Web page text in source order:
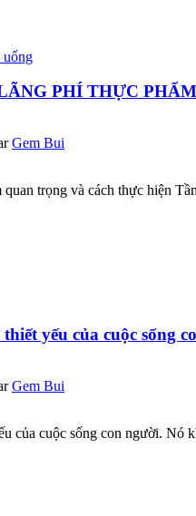
uống
PHÍ THỰC PHẨM
Gem Bui
trọng và cách thực hiện
yếu của cuộc sống
Gem Bui
của cuộc sống con người. Nó